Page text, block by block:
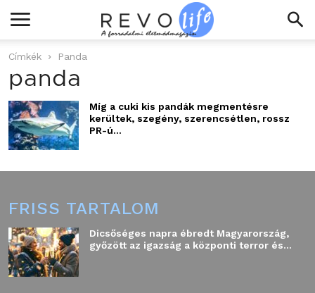
Címkék Panda
panda
Míg a cuki kis pandák megmentésre
kerültek, szegény, szerencsétlen, rossz
PR-ú...
FRISS TARTALOM
Dicsőséges napra ébredt Magyarország,
győzött az igazság a központi terror és...